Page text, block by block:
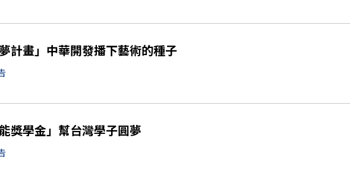
計畫」中華開發播下藝術的種子
獎學金」幫台灣學子圓夢